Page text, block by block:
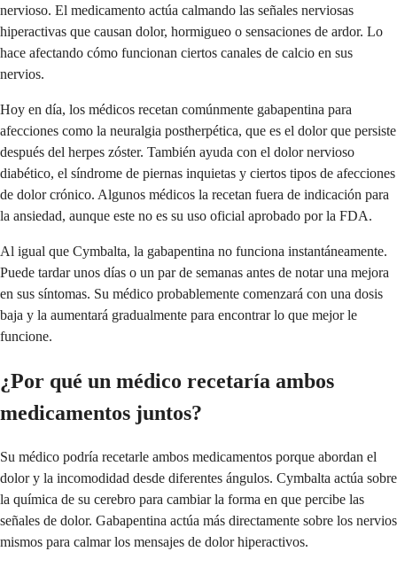
nervioso. El medicamento actúa calmando las señales nerviosas
hiperactivas que causan dolor, hormigueo o sensaciones de ardor. Lo
hace afectando cómo funcionan ciertos canales de calcio en sus
nervios.
Hoy en día, los médicos recetan comúnmente gabapentina para
afecciones como la neuralgia postherpética, que es el dolor que persiste
después del herpes zóster. También ayuda con el dolor nervioso
diabético, el síndrome de piernas inquietas y ciertos tipos de afecciones
de dolor crónico. Algunos médicos la recetan fuera de indicación para
la ansiedad, aunque este no es su uso oficial aprobado por la FDA.
Al igual que Cymbalta, la gabapentina no funciona instantáneamente.
Puede tardar unos días o un par de semanas antes de notar una mejora
en sus síntomas. Su médico probablemente comenzará con una dosis
baja y la aumentará gradualmente para encontrar lo que mejor le
funcione.
¿Por qué un médico recetaría ambos
medicamentos juntos?
Su médico podría recetarle ambos medicamentos porque abordan el
dolor y la incomodidad desde diferentes ángulos. Cymbalta actúa sobre
la química de su cerebro para cambiar la forma en que percibe las
señales de dolor. Gabapentina actúa más directamente sobre los nervios
mismos para calmar los mensajes de dolor hiperactivos.